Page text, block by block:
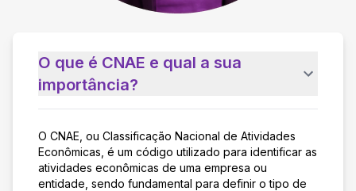
O que é CNAE e qual a sua
importância?
O CNAE, ou Classificação Nacional de Atividades
Econômicas, é um código utilizado para identificar as
atividades econômicas de uma empresa ou
entidade, sendo fundamental para definir o tipo de